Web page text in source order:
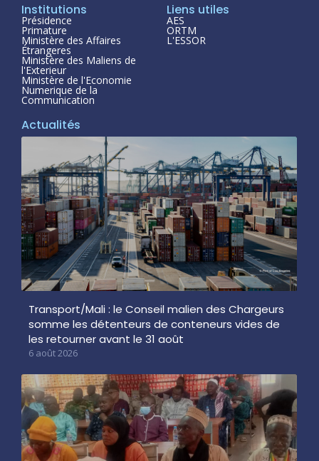
Institutions
Présidence
Primature
Ministère des Affaires
Étrangeres
Ministère des Maliens de
l'Exterieur
Ministère de l'Economie
Numerique de la
Communication
Liens utiles
AES
ORTM
L'ESSOR
Actualités
Transport/Mali : le Conseil malien des Chargeurs
somme les détenteurs de conteneurs vides de
les retourner avant le 31 août
6 août 2026